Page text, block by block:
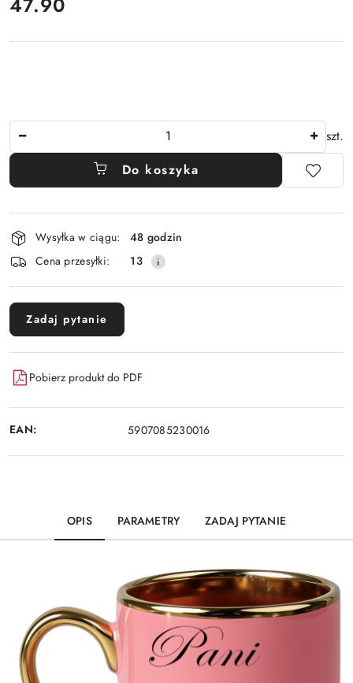
szt.
Do koszyka
Dostępność
i
dostawa
Wysyłka w ciągu:
48 godzin
Cena przesyłki:
13
Zadaj pytanie
Pobierz produkt do PDF
EAN: 5907085230016
OPIS PARAMETRY ZADAJ PYTANIE